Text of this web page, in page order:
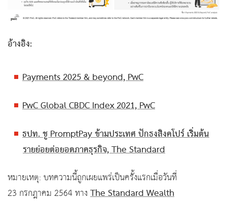
อ้างอิง:
Payments 2025 & beyond, PwC
PwC Global CBDC Index 2021, PwC
ธปท. ชู PromptPay ข้ามประเทศ ปักธงสิงคโปร์ เริ่มต้น
รายย่อยต่อยอดภาคธุรกิจ, The Standard
หมายเหตุ: บทความนี้ถูกเผยแพร่เป็นครั้งแรกเมื่อวันที่
23 กรกฎาคม 2564 ทางThe Standard Wealth